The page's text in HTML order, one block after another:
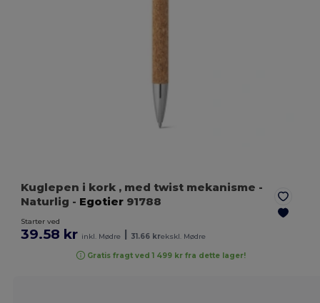
Kuglepen i kork , med twist mekanisme -
Naturlig - Egotier 91788
Starter ved
39.58 kr inkl. Mødre 31.66 krekskl. Mødre
Gratis fragt ved 1 499 kr fra dette lager!